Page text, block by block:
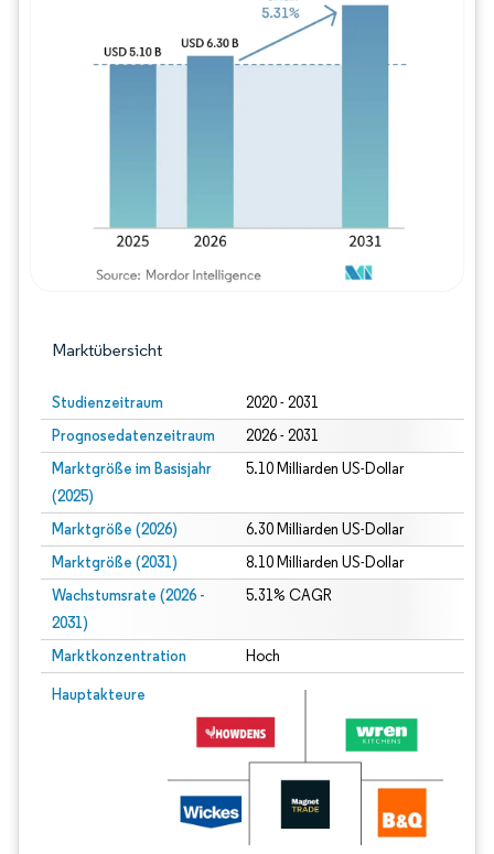
Marktübersicht
Studienzeitraum 2020 - 2031
Prognosedatenzeitraum 2026 - 2031
Marktgröße im Basisjahr
(2025)
5.10 Milliarden US-Dollar
Marktgröße (2026) 6.30 Milliarden US-Dollar
Marktgröße (2031) 8.10 Milliarden US-Dollar
Wachstumsrate (2026 -
2031)
5.31% CAGR
Marktkonzentration Hoch
Hauptakteure
Bild © Mordor Intelligence. Wiederverwendung erfordert Namensnennung